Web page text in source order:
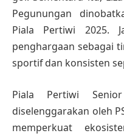
Pegunungan
Piala Pertiwi 2025.
penghargaan sebagai
sportif dan konsisten
Piala Pertiwi
diselenggarakan oleh
memperkuat